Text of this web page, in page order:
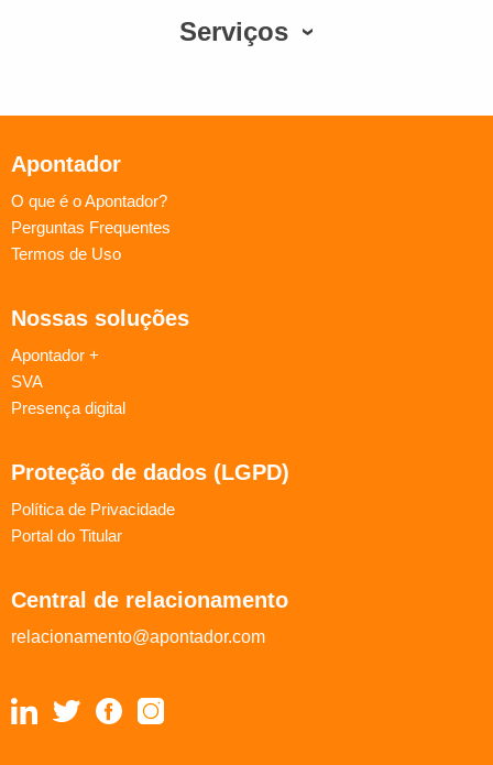
Serviços
Apontador
O que é o Apontador?
Perguntas Frequentes
Termos de Uso
Nossas soluções
Apontador +
SVA
Presença digital
Proteção de dados (LGPD)
Política de Privacidade
Portal do Titular
Central de relacionamento
relacionamento@apontador.com